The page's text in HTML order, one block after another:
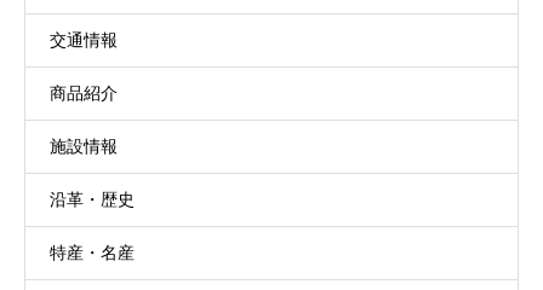
交通情報
商品紹介
施設情報
沿革・歴史
特産・名産